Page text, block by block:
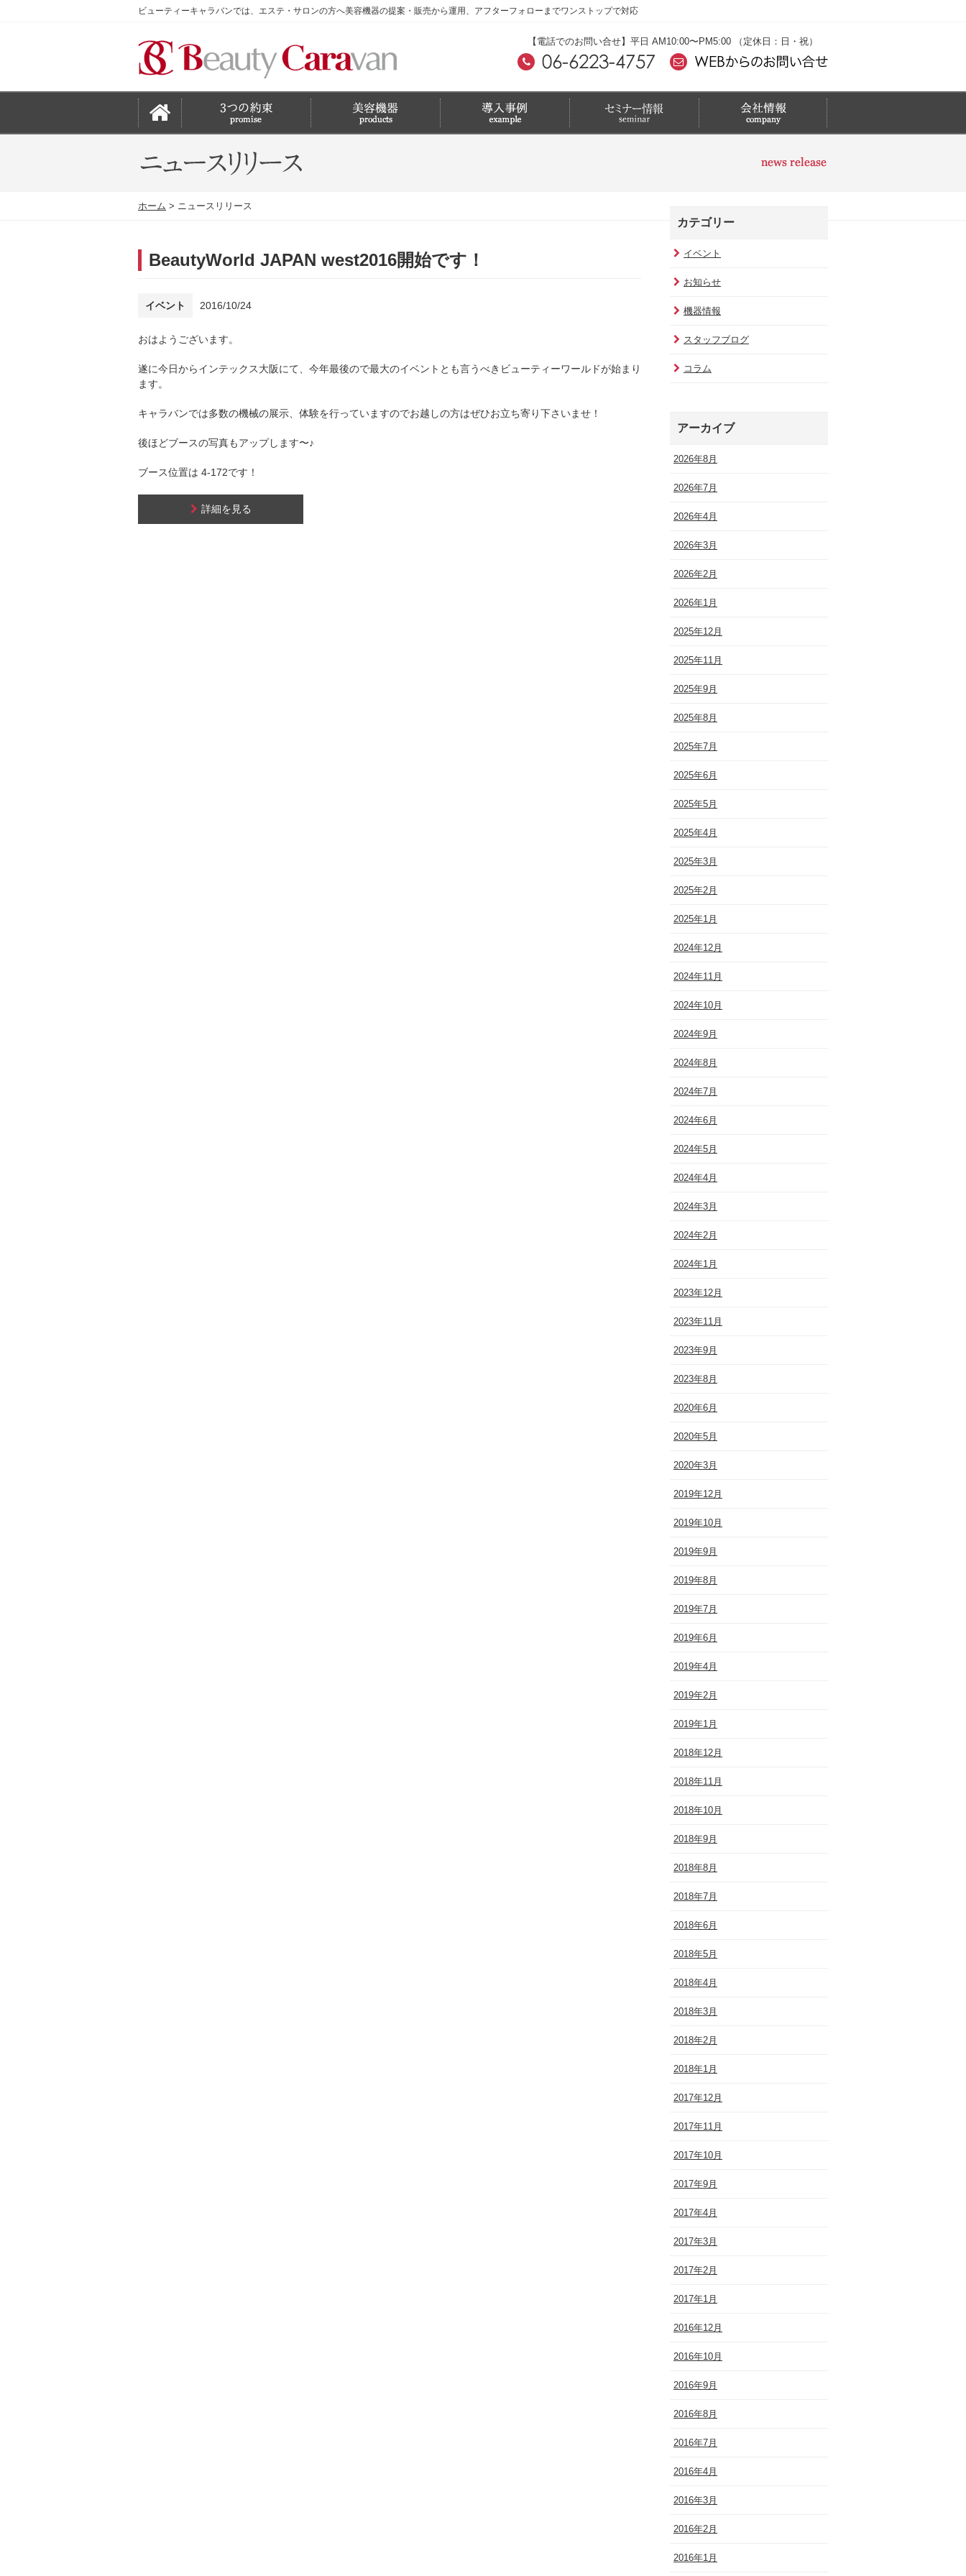
ビューティーキャラバンでは、エステ・サロンの方へ美容機器の提案・販売から運用、アフターフォローまでワンストップで対応
【電話でのお問い合せ】平日 AM10:00〜PM5:00 （定休日：日・祝）
ホーム ニュースリリース
BeautyWorld JAPAN west2016開始です！
イベント 2016/10/24
おはようございます。
遂に今日からインテックス大阪にて、今年最後ので最大のイベントとも言うべきビューティーワールドが始まり
ます。
キャラバンでは多数の機械の展示、体験を行っていますのでお越しの方はぜひお立ち寄り下さいませ！
後ほどブースの写真もアップします〜♪
ブース位置は 4-172です！
詳細を見る
カテゴリー
イベント
お知らせ
機器情報
スタッフブログ
コラム
アーカイブ
2026年8月
2026年7月
2026年4月
2026年3月
2026年2月
2026年1月
2025年12月
2025年11月
2025年9月
2025年8月
2025年7月
2025年6月
2025年5月
2025年4月
2025年3月
2025年2月
2025年1月
2024年12月
2024年11月
2024年10月
2024年9月
2024年8月
2024年7月
2024年6月
2024年5月
2024年4月
2024年3月
2024年2月
2024年1月
2023年12月
2023年11月
2023年9月
2023年8月
2020年6月
2020年5月
2020年3月
2019年12月
2019年10月
2019年9月
2019年8月
2019年7月
2019年6月
2019年4月
2019年2月
2019年1月
2018年12月
2018年11月
2018年10月
2018年9月
2018年8月
2018年7月
2018年6月
2018年5月
2018年4月
2018年3月
2018年2月
2018年1月
2017年12月
2017年11月
2017年10月
2017年9月
2017年4月
2017年3月
2017年2月
2017年1月
2016年12月
2016年10月
2016年9月
2016年8月
2016年7月
2016年4月
2016年3月
2016年2月
2016年1月